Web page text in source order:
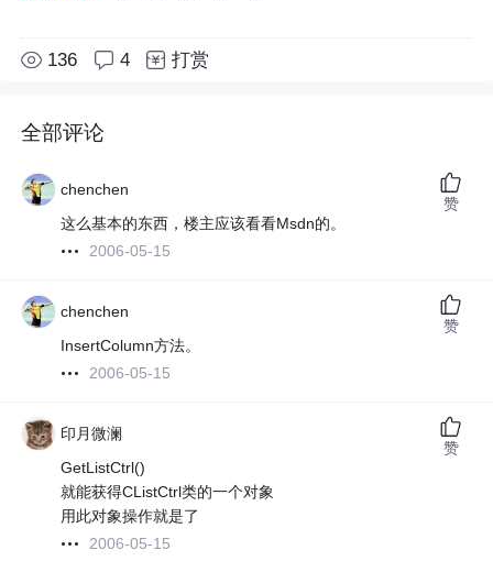
136 4 打赏
全部评论
chenchen
这么基本的东西，楼主应该看看Msdn的。
2006-05-15
赞
chenchen
InsertColumn方法。
2006-05-15
赞
印月微澜
GetListCtrl()
就能获得CListCtrl类的一个对象
用此对象操作就是了
2006-05-15
赞